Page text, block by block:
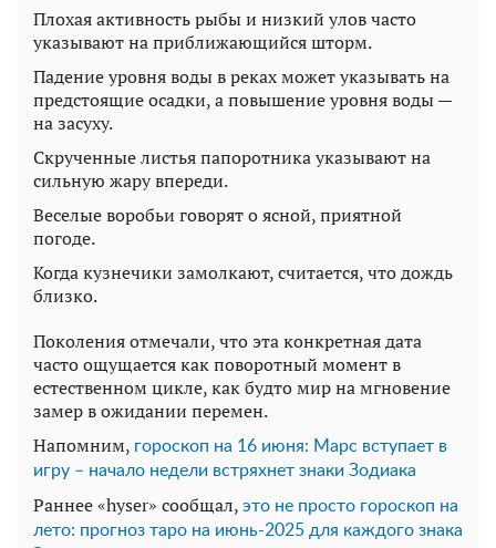
Плохая активность рыбы и низкий улов часто
указывают на приближающийся шторм.
Падение уровня воды в реках может указывать на
предстоящие осадки, а повышение уровня воды —
на засуху.
Скрученные листья папоротника указывают на
сильную жару впереди.
Веселые воробьи говорят о ясной, приятной
погоде.
Когда кузнечики замолкают, считается, что дождь
близко.
Поколения отмечали, что эта конкретная дата
часто ощущается как поворотный момент в
естественном цикле, как будто мир на мгновение
замер в ожидании перемен.
Напомним, гороскоп на 16 июня: Марс вступает в
игру – начало недели встряхнет знаки Зодиака
Раннее «hyser» сообщал, это не просто гороскоп на
лето: прогноз таро на июнь-2025 для каждого знака